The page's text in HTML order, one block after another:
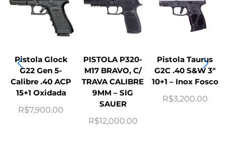
Pistola Glock
G22 Gen 5-
Calibre .40 ACP
15+1 Oxidada
R$7,900.00
PISTOLA P320-
M17 BRAVO, C/
TRAVA CALIBRE
9MM – SIG
SAUER
R$12,000.00
Pistola Taurus
G2C .40 S&W 3″
10+1 – Inox Fosco
R$3,200.00